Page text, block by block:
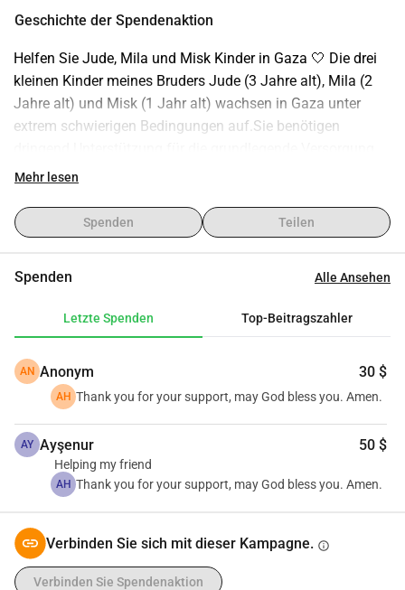
Geschichte der Spendenaktion
Helfen Sie Jude, Mila und Misk Kinder in Gaza 🤍 Die drei
kleinen Kinder meines Bruders Jude (3 Jahre alt), Mila (2
Jahre alt) und Misk (1 Jahr alt) wachsen in Gaza unter
extrem schwierigen Bedingungen auf.Sie benötigen
einschließlich Babymilch, gesunder Nahrung,
ein Kampf, um sie warm, sicher und gesund zu halten.Ihre
Spende, egal wie klein, kann diesen unschuldigen Kindern
geben, was jedes Kind verdient Wärme, Nahrung und
Kampagne zu teilen, um Jude, Mila und Misk eine Chance
Freundlichkeit bedeutet derWelt. OrganisatorABDALSALAM
J A HAMMOUDA Jakarta, IDHallo, mein Name ist
AbdALSalam. Aus Palästina lebe ich in Indonesien. Ich bin
ein ehrgeiziger junger Mann, der das Leben, das Reisen und
das Helfen meiner Familie in Gaza liebt.Nachricht
sendenBerichtDesktop-VersionTeilenAusstehender Status
Mehr lesen
Spenden Teilen
Spenden Alle Ansehen
Letzte Spenden Top-Beitragszahler
AN Anonym 30 $
AH Thank you for your support, may God bless you. Amen.
AY Ayşenur 50 $
Helping my friend
AH Thank you for your support, may God bless you. Amen.
Verbinden Sie sich mit dieser Kampagne. info
Verbinden Sie Spendenaktion